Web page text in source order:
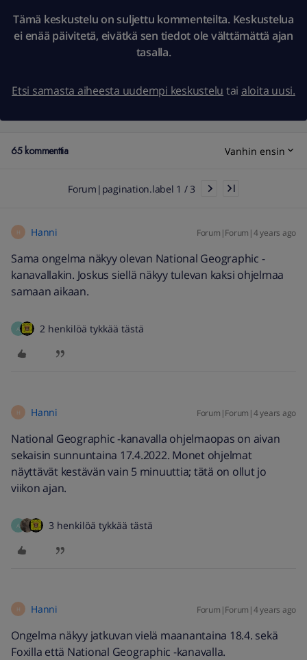
Tämä keskustelu on suljettu kommenteilta. Keskustelua
ei enää päivitetä, eivätkä sen tiedot ole välttämättä ajan
tasalla.
Etsi samasta aiheesta uudempi keskustelu tai aloita uusi.
65 kommenttia Vanhin ensin
Forum|pagination.label 1 / 3
H Hanni Forum|Forum|4 years ago
Sama ongelma näkyy olevan National Geographic -
kanavallakin. Joskus siellä näkyy tulevan kaksi ohjelmaa
samaan aikaan.
A 2 henkilöä tykkää tästä
H Hanni Forum|Forum|4 years ago
National Geographic -kanavalla ohjelmaopas on aivan
sekaisin sunnuntaina 17.4.2022. Monet ohjelmat
näyttävät kestävän vain 5 minuuttia; tätä on ollut jo
viikon ajan.
A 3 henkilöä tykkää tästä
H Hanni Forum|Forum|4 years ago
Ongelma näkyy jatkuvan vielä maanantaina 18.4. sekä
Foxilla että National Geographic -kanavalla.